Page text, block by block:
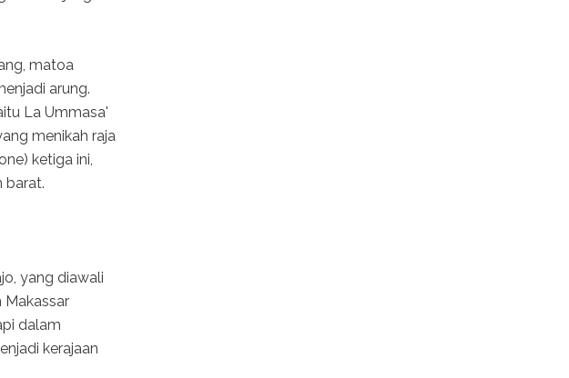
matoa
arung.
La Ummasa'
menikah raja
ketiga ini,
barat.
yang diawali
Makassar
dalam
kerajaan